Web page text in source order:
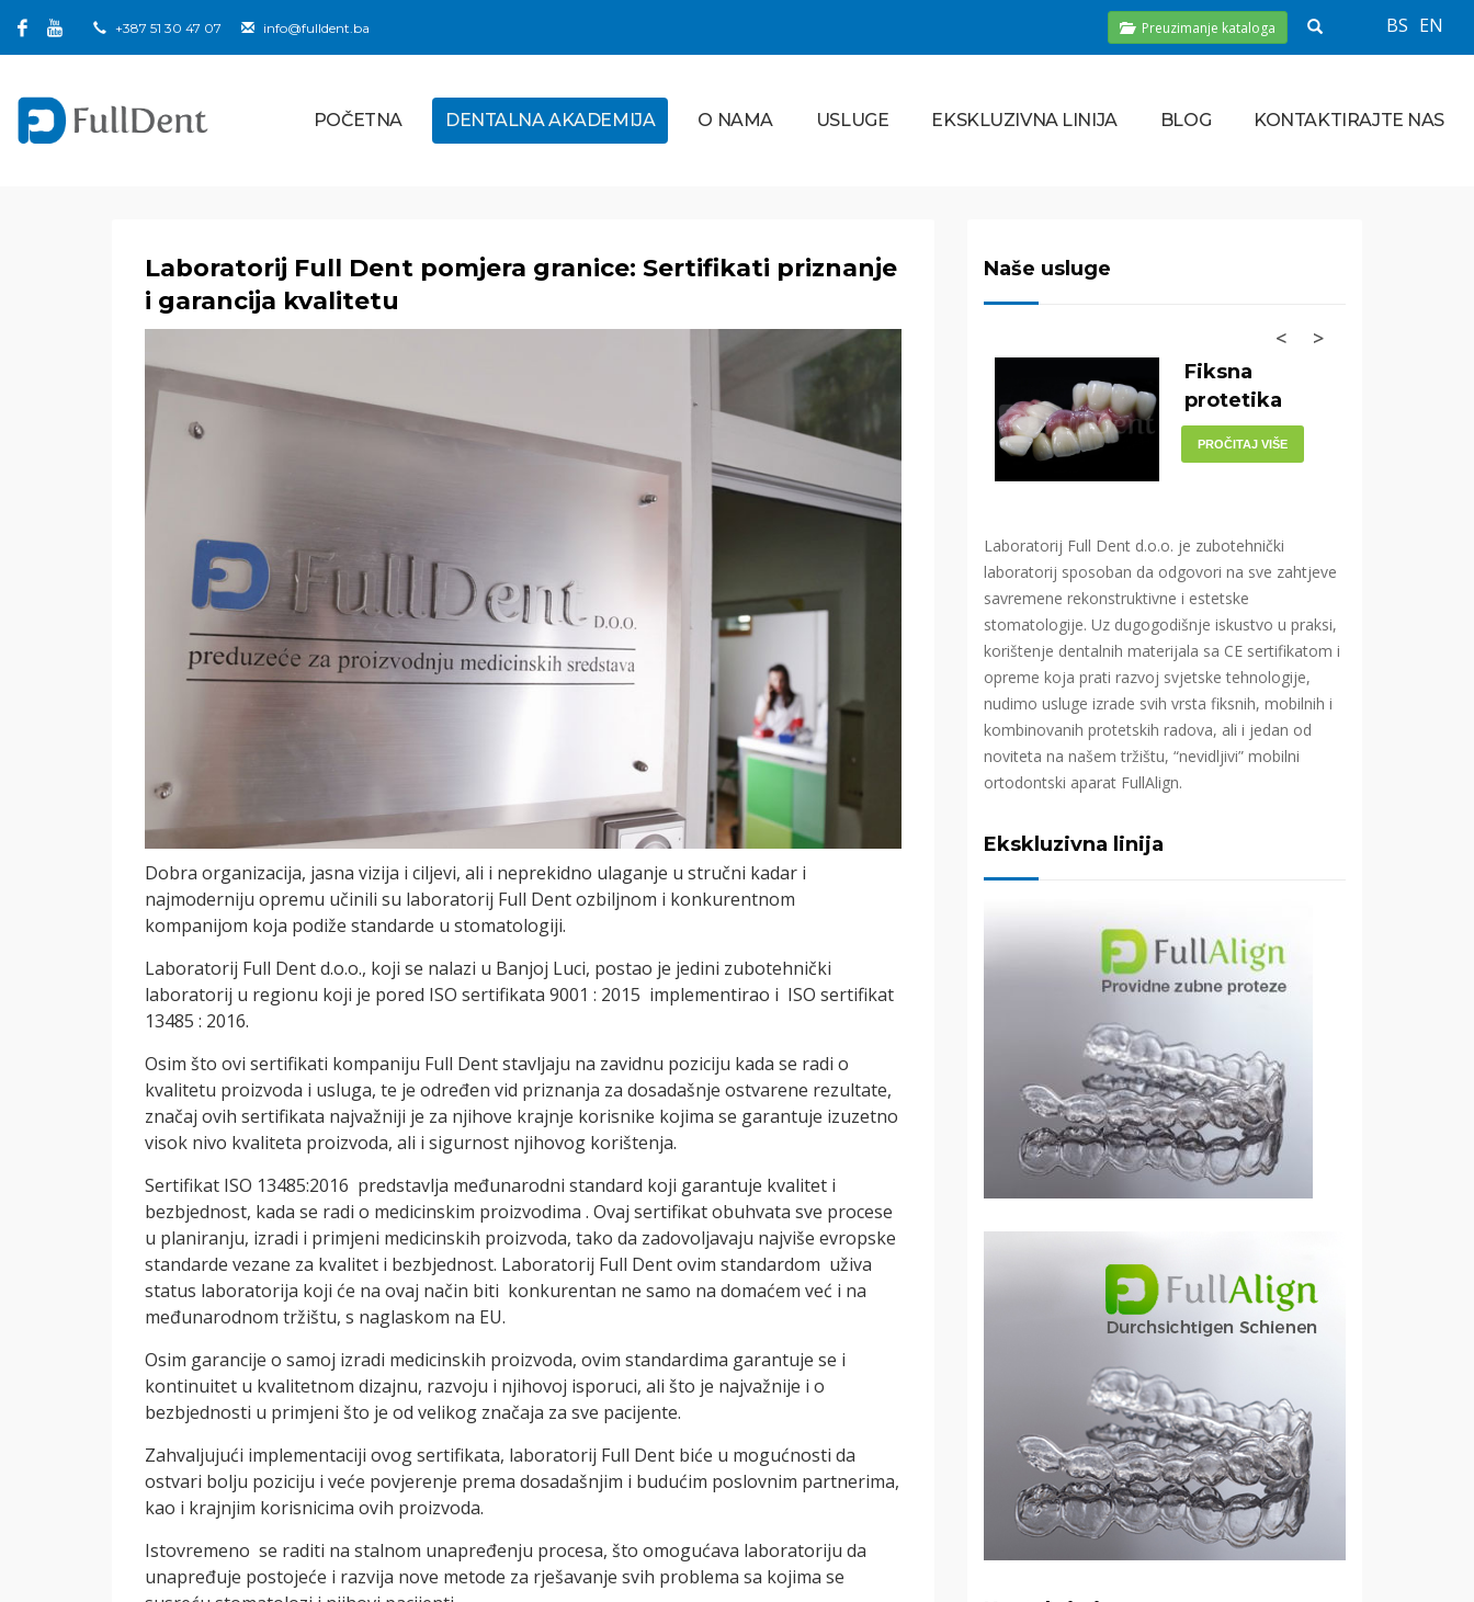
BS EN
+387 51 30 47 07 info@fulldent.ba Preuzimanje kataloga
POČETNA DENTALNA AKADEMIJA O NAMA USLUGE EKSKLUZIVNA LINIJA BLOG KONTAKTIRAJTE NAS
Laboratorij Full Dent pomjera granice: Sertifikati priznanje
i garancija kvalitetu
Dobra organizacija, jasna vizija i ciljevi, ali i neprekidno ulaganje u stručni kadar i
najmoderniju opremu učinili su laboratorij Full Dent ozbiljnom i konkurentnom
kompanijom koja podiže standarde u stomatologiji.
Laboratorij Full Dent d.o.o., koji se nalazi u Banjoj Luci, postao je jedini zubotehnički
laboratorij u regionu koji je pored ISO sertifikata 9001 : 2015 implementirao i ISO sertifikat
13485 : 2016.
Osim što ovi sertifikati kompaniju Full Dent stavljaju na zavidnu poziciju kada se radi o
kvalitetu proizvoda i usluga, te je određen vid priznanja za dosadašnje ostvarene rezultate,
značaj ovih sertifikata najvažniji je za njihove krajnje korisnike kojima se garantuje izuzetno
visok nivo kvaliteta proizvoda, ali i sigurnost njihovog korištenja.
Sertifikat ISO 13485:2016 predstavlja međunarodni standard koji garantuje kvalitet i
bezbjednost, kada se radi o medicinskim proizvodima . Ovaj sertifikat obuhvata sve procese
u planiranju, izradi i primjeni medicinskih proizvoda, tako da zadovoljavaju najviše evropske
standarde vezane za kvalitet i bezbjednost. Laboratorij Full Dent ovim standardom uživa
status laboratorija koji će na ovaj način biti konkurentan ne samo na domaćem već i na
međunarodnom tržištu, s naglaskom na EU.
Osim garancije o samoj izradi medicinskih proizvoda, ovim standardima garantuje se i
kontinuitet u kvalitetnom dizajnu, razvoju i njihovoj isporuci, ali što je najvažnije i o
bezbjednosti u primjeni što je od velikog značaja za sve pacijente.
Zahvaljujući implementaciji ovog sertifikata, laboratorij Full Dent biće u mogućnosti da
ostvari bolju poziciju i veće povjerenje prema dosadašnjim i budućim poslovnim partnerima,
kao i krajnjim korisnicima ovih proizvoda.
Istovremeno se raditi na stalnom unapređenju procesa, što omogućava laboratoriju da
unapređuje postojeće i razvija nove metode za rješavanje svih problema sa kojima se
Naše usluge
< >
Fiksna
protetika
PROČITAJ VIŠE
Laboratorij Full Dent d.o.o. je zubotehnički
laboratorij sposoban da odgovori na sve zahtjeve
savremene rekonstruktivne i estetske
stomatologije. Uz dugogodišnje iskustvo u praksi,
korištenje dentalnih materijala sa CE sertifikatom i
opreme koja prati razvoj svjetske tehnologije,
nudimo usluge izrade svih vrsta fiksnih, mobilnih i
kombinovanih protetskih radova, ali i jedan od
noviteta na našem tržištu, “nevidljivi” mobilni
ortodontski aparat FullAlign.
Ekskluzivna linija